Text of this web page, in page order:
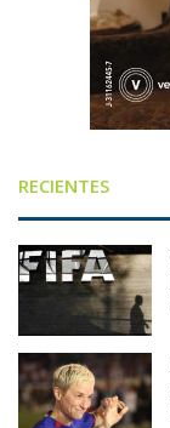
RECIENTES